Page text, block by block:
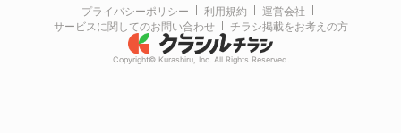
プライバシーポリシー 利用規約
運営会社
サービスに関してのお問い合わせ
チラシ掲載をお考えの方
Copyright© Kurashiru, Inc. All Rights Reserved.